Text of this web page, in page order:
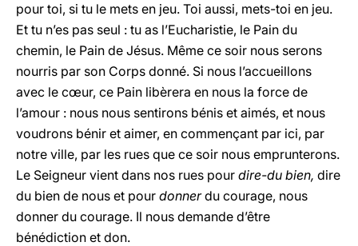
pour toi, si tu le mets en jeu. Toi aussi, mets-toi en jeu.
Et tu n’es pas seul : tu as l’Eucharistie, le Pain du
chemin, le Pain de Jésus. Même ce soir nous serons
nourris par son Corps donné. Si nous l’accueillons
avec le cœur, ce Pain libèrera en nous la force de
l’amour : nous nous sentirons bénis et aimés, et nous
voudrons bénir et aimer, en commençant par ici, par
notre ville, par les rues que ce soir nous emprunterons.
Le Seigneur vient dans nos rues pour dire-du bien, dire
du bien de nous et pour donnerdu courage, nous
donner du courage. Il nous demande d’être
bénédiction et don.